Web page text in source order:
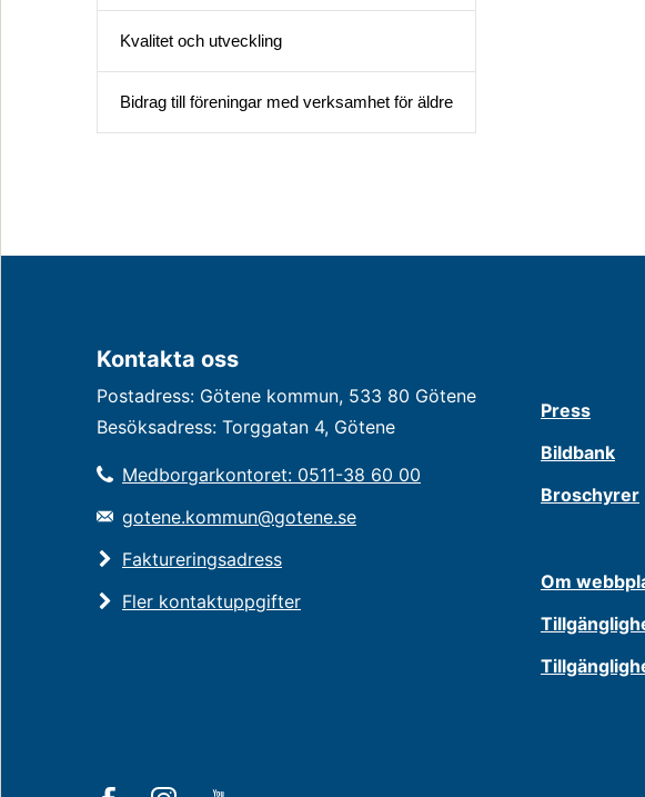
Kvalitet och utveckling
Bidrag till föreningar med verksamhet för äldre
Kontakta oss
Postadress: Götene kommun, 533 80 Götene
Besöksadress: Torggatan 4, Götene
Medborgarkontoret: 0511-38 60 00
gotene.kommun@gotene.se
Faktureringsadress
Fler kontaktuppgifter
Press
Bildbank
Broschyrer
Om